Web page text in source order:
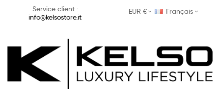
Service client :
info@kelsostore.it
EUR € Français